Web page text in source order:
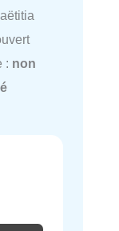
: non